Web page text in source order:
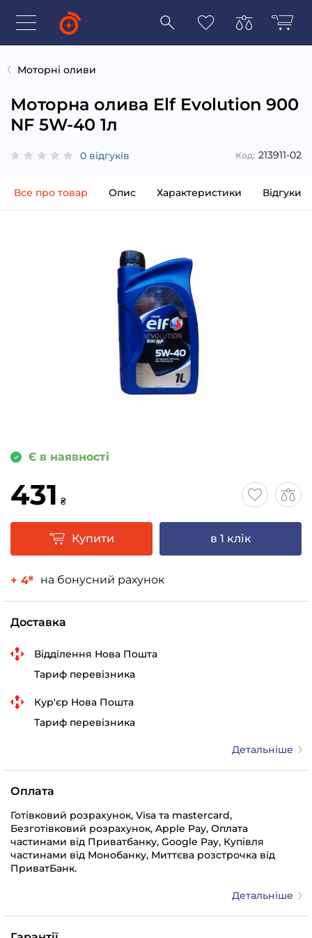
Моторні оливи
Моторна олива Elf Evolution 900
NF 5W-40 1л
0 відгуків Код: 213911-02
Все про товар Опис Характеристики Відгуки
Є в наявності
431 ₴
Купити в 1 клік
+ 4₴ на бонусний рахунок
Доставка
Відділення Нова Пошта
Тариф перевізника
Кур'єр Нова Пошта
Тариф перевізника
Детальніше
Оплата
Готівковий розрахунок, Visa та mastercard,
Безготівковий розрахунок, Apple Pay, Оплата
частинами від Приватбанку, Google Pay, Купівля
частинами від Монобанку, Миттєва розстрочка від
ПриватБанк.
Детальніше